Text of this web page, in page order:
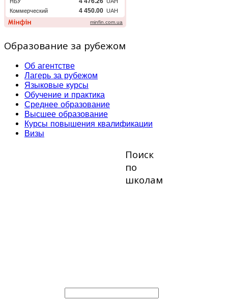
Образование за рубежом
Об агентстве
Лагерь за рубежом
Языковые курсы
Обучение и практика
Среднее образование
Высшее образование
Курсы повышения квалификации
Визы
Поиск
по
школам